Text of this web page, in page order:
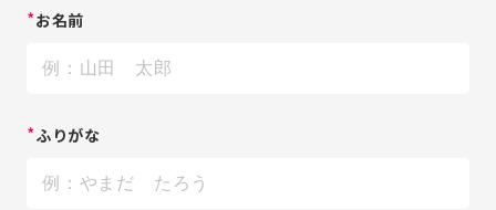
*お名前
*ふりがな